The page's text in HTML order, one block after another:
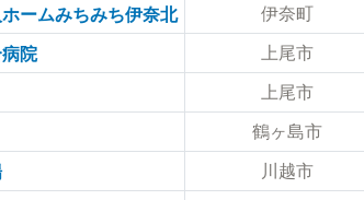
ームみちみち伊奈北 伊奈町
院
上尾市
上尾市
鶴ヶ島市
川越市